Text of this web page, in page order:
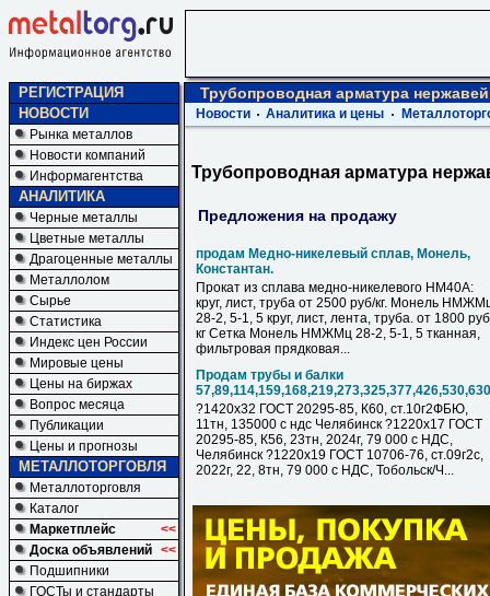
РЕГИСТРАЦИЯ
НОВОСТИ
Рынка металлов
Новости компаний
Информагентства
АНАЛИТИКА
Черные металлы
Цветные металлы
Драгоценные металлы
Металлолом
Сырье
Статистика
Индекс цен России
Мировые цены
Цены на биржах
Вопрос месяца
Публикации
Цены и прогнозы
МЕТАЛЛОТОРГОВЛЯ
Металлоторговля
Каталог
Маркетплейс
<<
Доска объявлений <<
Подшипники
ГОСТы и стандарты
Трубопроводная арматура
Новости Аналитика и цены
Трубопроводная арматура
Предложения на продажу
продам Медно-никелевый сплав, Монель,
Константан.
Прокат из сплава медно-никелевого НМ40А:
круг, лист, труба от 2500 руб/кг. Монель
28-2, 5-1, 5 круг, лист, лента, труба. от 1800
кг Сетка Монель НМЖМц 28-2, 5-1, 5 тканная,
фильтровая прядковая...
Продам трубы и балки
?1420х32 ГОСТ 20295-85, К60, ст.10г2ФБЮ,
11тн, 135000 с ндс Челябинск ?1220х17 ГОСТ
20295-85, К56, 23тн, 2024г, 79 000 с НДC,
Челябинск ?1220х19 ГОСТ 10706-76, ст.09г2с,
2022г, 22, 8тн, 79 000 с НДC, Тобольск/Ч...